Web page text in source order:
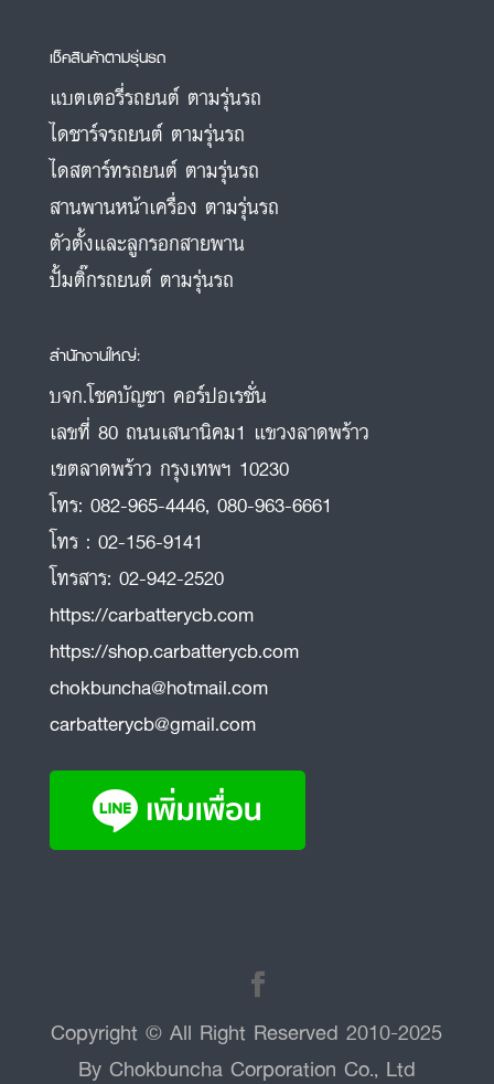
เช็คสินค้าตามรุ่นรถ
แบตเตอรี่รถยนต์ ตามรุ่นรถ
ไดชาร์จรถยนต์ ตามรุ่นรถ
ไดสตาร์ทรถยนต์ ตามรุ่นรถ
สานพานหน้าเครื่อง ตามรุ่นรถ
ตัวตั้งและลูกรอกสายพาน
ปั้มติ๊กรถยนต์ ตามรุ่นรถ
สำนักงานใหญ่:
บจก.โชคบัญชา คอร์ปอเรชั่น
เลขที่ 80 ถนนเสนานิคม1 แขวงลาดพร้าว
เขตลาดพร้าว กรุงเทพฯ 10230
โทร: 082-965-4446, 080-963-6661
โทร : 02-156-9141
โทรสาร: 02-942-2520
https://carbatterycb.com
https://shop.carbatterycb.com
chokbuncha@hotmail.com
carbatterycb@gmail.com
Copyright © All Right Reserved 2010-2025
By Chokbuncha Corporation Co., Ltd